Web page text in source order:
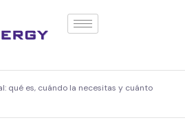
qué es, cuándo la necesitas y cuánto